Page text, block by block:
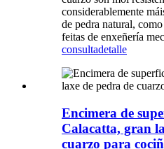
considerablemente
de pedra natural,
feitas de enxeñería
consultadetalle
Encimera de
Calacatta, gran
cuarzo para